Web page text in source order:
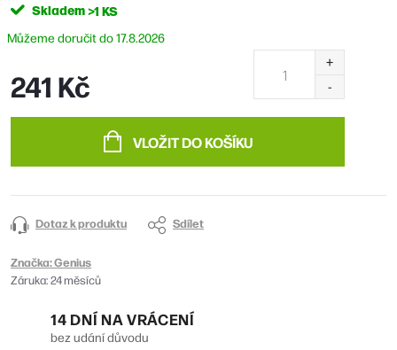
Skladem>1 KS
17.8.2026
241 Kč
VLOŽIT DO KOŠÍKU
Dotaz k produktu Sdílet
Značka:Genius
Záruka:24 měsíců
14 DNÍ NA VRÁCENÍ
bez udání důvodu